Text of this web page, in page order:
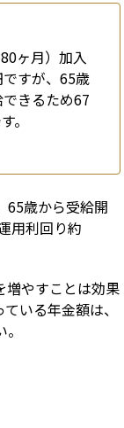
ヶ月）加入
すが、65歳
きるため67
。
65歳から受給開
用利回り約
増やすことは効果
いる年金額は、